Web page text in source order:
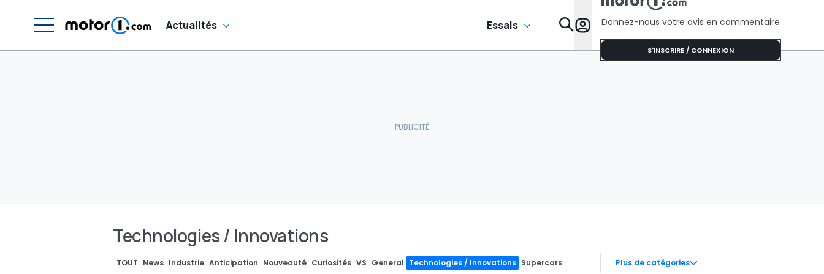
Actualités Essais Donnez-nous votre avis en commentaire
S'INSCRIRE / CONNEXION
Technologies / Innovations
Plus de catégories
TOUT News Industrie Anticipation Nouveauté Curiosités VS General Technologies / Innovations Supercars